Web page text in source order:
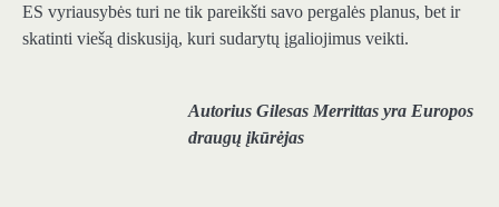
ES vyriausybės turi ne tik pareikšti savo pergalės planus, bet ir
skatinti viešą diskusiją, kuri sudarytų įgaliojimus veikti.
Autorius Gilesas Merrittas yra Europos
draugų įkūrėjas